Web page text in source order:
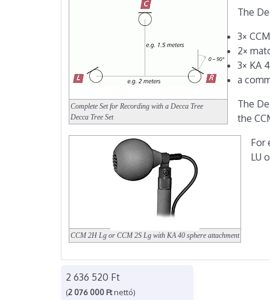
Complete Set for Recording with a Decca Tree
Decca Tree Set
The
3×
2×
3× KA
a
The
the
CCM 2H Lg or CCM 2S Lg with KA 40 sphere attachment
For
LU
2 636 520 Ft
(2 076 000 Ftnettó)